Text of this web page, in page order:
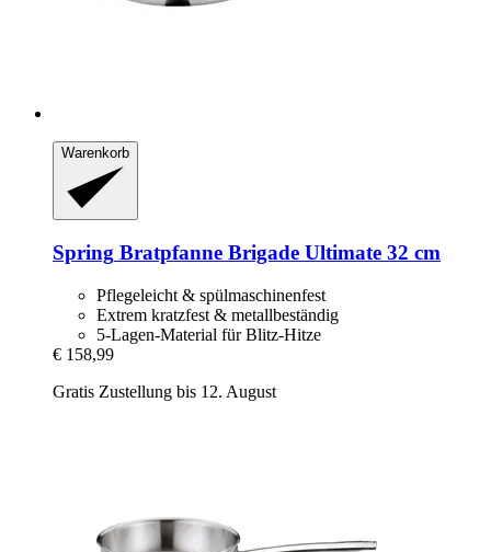
Warenkorb
Spring Bratpfanne Brigade Ultimate 32 cm
Pflegeleicht & spülmaschinenfest
Extrem kratzfest & metallbeständig
5-Lagen-Material für Blitz-Hitze
€ 158,99
Gratis Zustellung bis 12. August